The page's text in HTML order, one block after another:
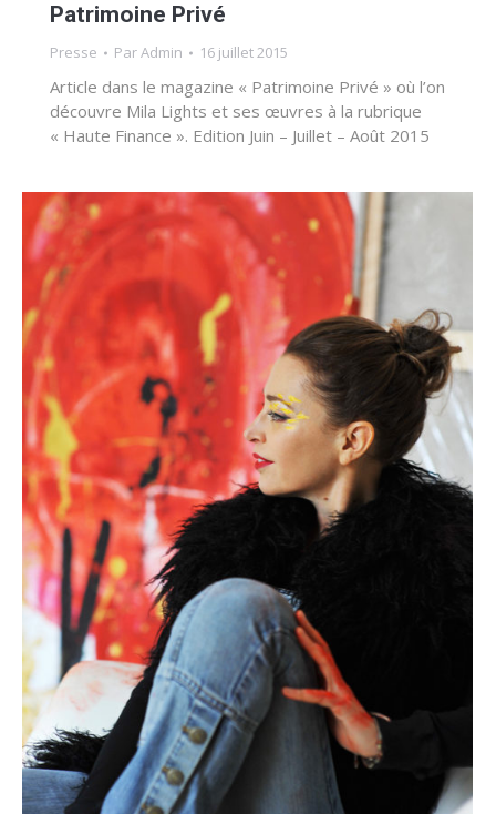
Patrimoine Privé
Presse ParAdmin 16 juillet 2015
Article dans le magazine « Patrimoine Privé » où l’on
découvre Mila Lights et ses œuvres à la rubrique
« Haute Finance ». Edition Juin – Juillet – Août 2015